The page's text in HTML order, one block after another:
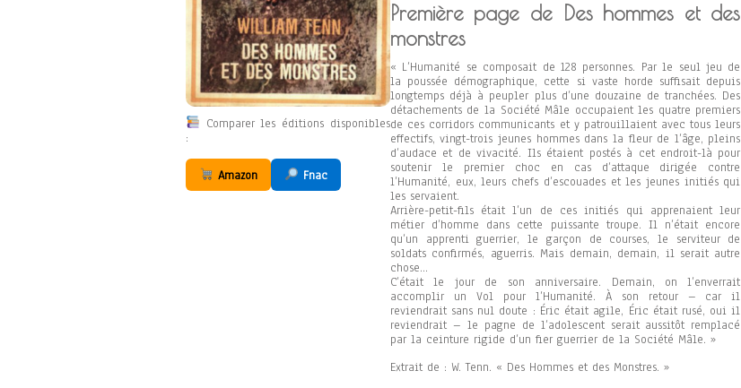
Comparer les éditions disponibles
:
Amazon Fnac
Première page de Des hommes et des
monstres
« L’Humanité se composait de 128 personnes. Par le seul jeu de
la poussée démographique, cette si vaste horde suffisait depuis
longtemps déjà à peupler plus d’une douzaine de tranchées. Des
détachements de la Société Mâle occupaient les quatre premiers
de ces corridors communicants et y patrouillaient avec tous leurs
effectifs, vingt-trois jeunes hommes dans la fleur de l’âge, pleins
d’audace et de vivacité. Ils étaient postés à cet endroit-là pour
soutenir le premier choc en cas d’attaque dirigée contre
l’Humanité, eux, leurs chefs d’escouades et les jeunes initiés qui
les servaient.
Arrière-petit-fils était l’un de ces initiés qui apprenaient leur
métier d’homme dans cette puissante troupe. Il n’était encore
qu’un apprenti guerrier, le garçon de courses, le serviteur de
soldats confirmés, aguerris. Mais demain, demain, il serait autre
chose…
C’était le jour de son anniversaire. Demain, on l’enverrait
accomplir un Vol pour l’Humanité. À son retour – car il
reviendrait sans nul doute : Éric était agile, Éric était rusé, oui il
reviendrait – le pagne de l’adolescent serait aussitôt remplacé
par la ceinture rigide d’un fier guerrier de la Société Mâle. »
Extrait de : W. Tenn. « Des Hommes et des Monstres. »